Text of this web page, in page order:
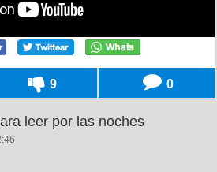
9 0
leer por las noches